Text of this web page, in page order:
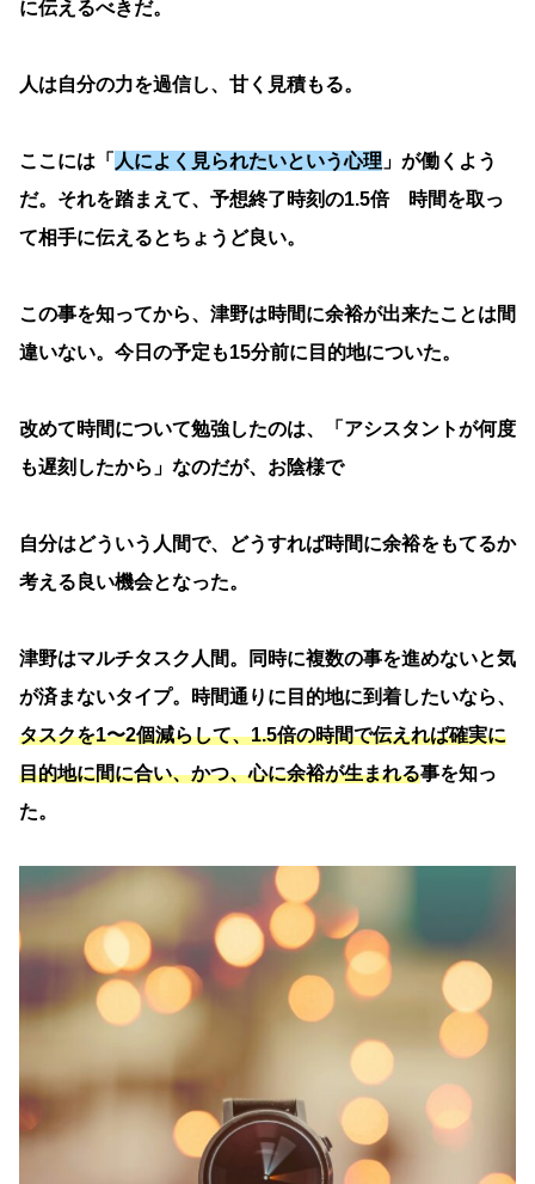
に伝えるべきだ。
人は自分の力を過信し、甘く見積もる。
ここには「 人によく見られたいという心理 」が働くよう
だ。それを踏まえて、予想終了時刻の1.5倍 時間を取っ
て相手に伝えるとちょうど良い。
この事を知ってから、津野は時間に余裕が出来たことは間
違いない。今日の予定も15分前に目的地についた。
改めて時間について勉強したのは、「アシスタントが何度
も遅刻したから」なのだが、お陰様で
自分はどういう人間で、どうすれば時間に余裕をもてるか
考える良い機会となった。
津野はマルチタスク人間。同時に複数の事を進めないと気
が済まないタイプ。時間通りに目的地に到着したいなら、
タスクを1〜2個減らして、1.5倍の時間で伝えれば確実に
目的地に間に合い、かつ、心に余裕が生まれる事を知っ
た。